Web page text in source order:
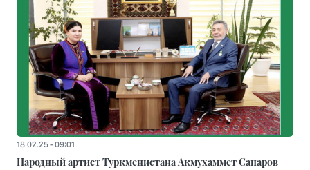
18.02.25 - 09:01
Народный артист Туркменистана Акмухаммет Сапаров